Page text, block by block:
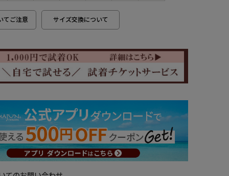
てご注意 サイズ交換について